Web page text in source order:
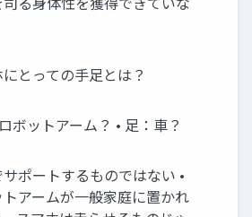
とっての手足とは？
ボットアーム？ • 足：車？
ポートするものではない •
トアームが一般家庭に置かれ